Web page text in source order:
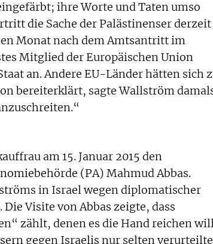
ihre Worte und Taten umso
die Sache der Palästinenser derzeit
Monat nach dem Amtsantritt im
Mitglied der Europäischen Union
an. Andere EU-Länder hätten sich
bereiterklärt, sagte Wallström
am 15. Januar 2015 den
(PA) Mahmud Abbas.
in Israel wegen diplomatischer
. Die Visite von Abbas zeigte, dass
zählt, denen es die Hand reichen
gegen Israelis nur selten